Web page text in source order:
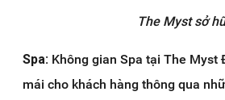
The Myst sở
Spa: Không gian Spa tại The
mái cho khách hàng thông qua